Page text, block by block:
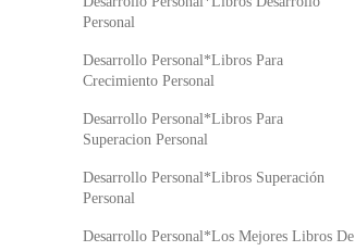
Personal
Desarrollo Personal*Libros Para
Crecimiento Personal
Desarrollo Personal*Libros Para
Superacion Personal
Desarrollo Personal*Libros Superación
Personal
Desarrollo Personal*Los Mejores Libros De